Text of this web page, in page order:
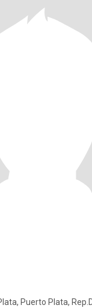
Puerto Plata,